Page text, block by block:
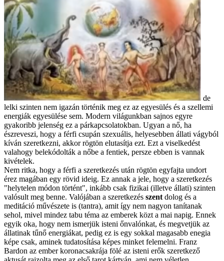
de
lelki szinten nem igazán történik meg ez az egyesülés és a szellemi
energiák egyesülése sem. Modern világunkban sajnos egyre
gyakoribb jelenség ez a párkapcsolatokban. Ugyan a nő, ha
észreveszi, hogy a férfi csupán szexuális, helyesebben állati vágyból
kíván szeretkezni, akkor rögtön elutasítja ezt. Ezt a viselkedést
valahogy belekódolták a nőbe a fentiek, persze ebben is vannak
kivételek.
Nem ritka, hogy a férfi a szeretkezés után rögtön egyfajta undort
érez magában egy rövid ideig. Ez annak a jele, hogy a szeretkezés
"helytelen módon történt", inkább csak fizikai (illetve állati) szinten
valósult meg benne. Valójában a szeretkezés szent dolog és a
meditáció művészete is (tantra), amit így nem nagyon tanítanak
sehol, mivel mindez tabu téma az emberek közt a mai napig. Ennek
egyik oka, hogy nem ismerjük isteni őnvalónkat, és megvetjük az
állatinak tűnő energiákat, pedig ez is egy sokkal magasabb enegia
képe csak, aminek tudatosítása képes minket felemelni. Franz
Bardon az ember koronacsakrája fölé az isteni erők szeretkező